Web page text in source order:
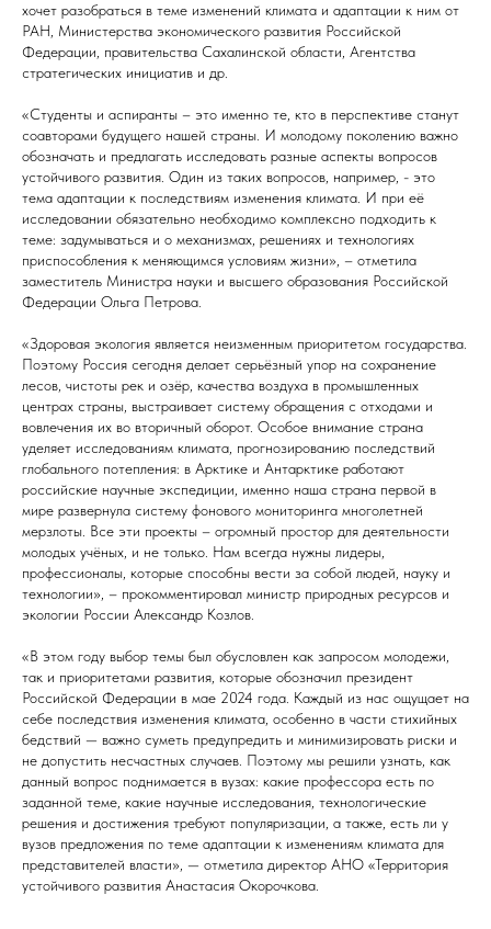
хочет разобраться в теме изменений климата и адаптации к ним от
РАН, Министерства экономического развития Российской
Федерации, правительства Сахалинской области, Агентства
стратегических инициатив и др.
«Студенты и аспиранты – это именно те, кто в перспективе станут
соавторами будущего нашей страны. И молодому поколению важно
обозначать и предлагать исследовать разные аспекты вопросов
устойчивого развития. Один из таких вопросов, например, - это
тема адаптации к последствиям изменения климата. И при её
исследовании обязательно необходимо комплексно подходить к
теме: задумываться и о механизмах, решениях и технологиях
приспособления к меняющимся условиям жизни», – отметила
заместитель Министра науки и высшего образования Российской
Федерации Ольга Петрова.
«Здоровая экология является неизменным приоритетом государства.
Поэтому Россия сегодня делает серьёзный упор на сохранение
лесов, чистоты рек и озёр, качества воздуха в промышленных
центрах страны, выстраивает систему обращения с отходами и
вовлечения их во вторичный оборот. Особое внимание страна
уделяет исследованиям климата, прогнозированию последствий
глобального потепления: в Арктике и Антарктике работают
российские научные экспедиции, именно наша страна первой в
мире развернула систему фонового мониторинга многолетней
мерзлоты. Все эти проекты – огромный простор для деятельности
молодых учёных, и не только. Нам всегда нужны лидеры,
профессионалы, которые способны вести за собой людей, науку и
технологии», – прокомментировал министр природных ресурсов и
экологии России Александр Козлов.
«В этом году выбор темы был обусловлен как запросом молодежи,
так и приоритетами развития, которые обозначил президент
Российской Федерации в мае 2024 года. Каждый из нас ощущает на
себе последствия изменения климата, особенно в части стихийных
бедствий — важно суметь предупредить и минимизировать риски и
не допустить несчастных случаев. Поэтому мы решили узнать, как
данный вопрос поднимается в вузах: какие профессора есть по
заданной теме, какие научные исследования, технологические
решения и достижения требуют популяризации, а также, есть ли у
вузов предложения по теме адаптации к изменениям климата для
представителей власти», — отметила директор АНО «Территория
устойчивого развития Анастасия Окорочкова.